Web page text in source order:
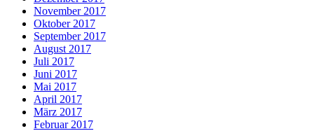
November 2017
Oktober 2017
September 2017
August 2017
Juli 2017
Juni 2017
Mai 2017
April 2017
März 2017
Februar 2017